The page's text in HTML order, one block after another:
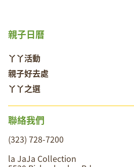
親子日曆
丫丫活動
親子好去處
丫丫之選
聯絡我們
(323) 728-7200
la JaJa Collection